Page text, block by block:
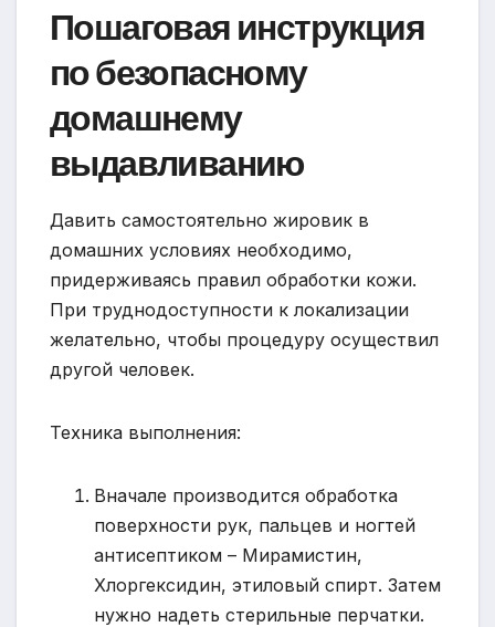
Пошаговая инструкция
по безопасному
домашнему
выдавливанию
Давить самостоятельно жировик в
домашних условиях необходимо,
придерживаясь правил обработки кожи.
При труднодоступности к локализации
желательно, чтобы процедуру осуществил
другой человек.
Техника выполнения:
Вначале производится обработка
поверхности рук, пальцев и ногтей
антисептиком – Мирамистин,
Хлоргексидин, этиловый спирт. Затем
нужно надеть стерильные перчатки.